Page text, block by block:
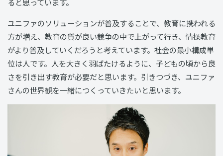
ユニファのソリューションが普及することで、教育に携われる
方が増え、教育の質が良い競争の中で上がって行き、情操教育
がより普及していくだろうと考えています。社会の最小構成単
位は人です。人を大きく羽ばたけるように、子どもの頃から良
さを引き出す教育が必要だと思います。引きつづき、ユニファ
さんの世界観を一緒につくっていきたいと思います。